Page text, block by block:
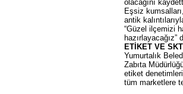
olacağını
Eşsiz
antik
“Güzel ilçemizi
hazırlayacağız”
ETİKET VE
Yumurtalık
Zabıta
etiket
tüm marketlere